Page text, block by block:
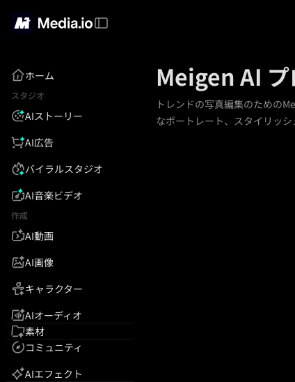
ホーム
スタジオ
AIストーリー
AI広告
バイラルスタジオ
AI音楽ビデオ
作成
AI動画
AI画像
キャラクター
AIオーディオ
素材
コミュニティ
AIエフェクト
Meigen AI
トレンドの写真編集のための
なポートレート、スタイリッ